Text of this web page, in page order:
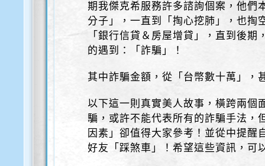
期我傑克希服務許多諮詢個案，他們
分子」，一直到「掏心挖肺」，也掏
「銀行信貸＆房屋增貸」，直到後
的遇到：「詐騙」！
其中詐騙金額，從「台幣數十萬」，
以下這一則真實美人故事，橫跨兩個
騙，或許不能代表所有的詐騙手法，
因素」卻值得大家參考！並從中提醒
好友「踩煞車」！希望這些資訊，可